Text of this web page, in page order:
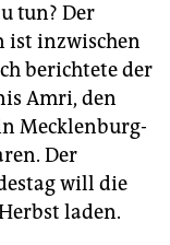
tun? Der
ist inzwischen
berichtete der
Amri, den
Mecklenburg-
Der
will die
laden.